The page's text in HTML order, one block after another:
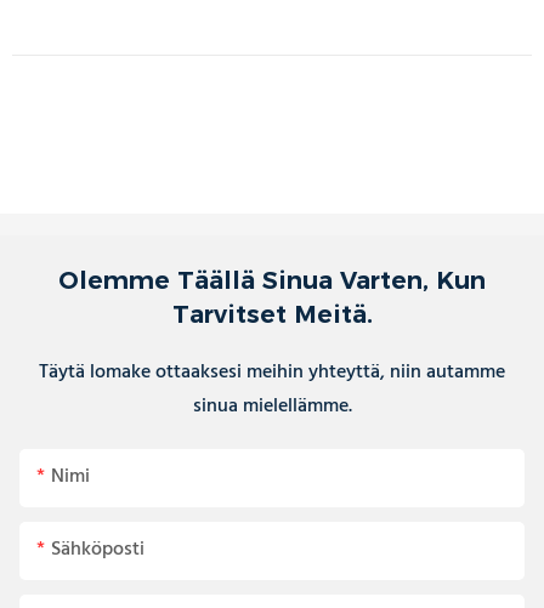
Olemme Täällä Sinua Varten, Kun
Tarvitset Meitä.
Täytä lomake ottaaksesi meihin yhteyttä, niin autamme
sinua mielellämme.
Nimi
Sähköposti